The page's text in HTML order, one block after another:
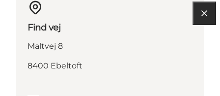
Find vej
Maltvej 8
8400 Ebeltoft